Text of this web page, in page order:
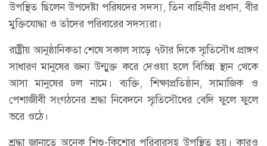
উপস্থিত ছিলেন উপদেষ্টা পরিষদের সদস্য, তিন বাহিনীর প্রধান, বীর
মুক্তিযোদ্ধা ও তাঁদের পরিবারের সদস্যরা।
রাষ্ট্রীয় আনুষ্ঠানিকতা শেষে সকাল সাড়ে ৭টার দিকে স্মৃতিসৌধ প্রাঙ্গণ
সাধারণ মানুষের জন্য উন্মুক্ত করে দেওয়া হলে বিভিন্ন স্থান থেকে
আসা মানুষের ঢল নামে। ব্যক্তি, শিক্ষাপ্রতিষ্ঠান, সামাজিক ও
পেশাজীবী সংগঠনের শ্রদ্ধা নিবেদনে স্মৃতিসৌধের বেদি ফুলে ফুলে
ভরে ওঠে।
শ্রদ্ধা জানাতে অনেক শিশু-কিশোর পরিবারসহ উপস্থিত হয়। কারও